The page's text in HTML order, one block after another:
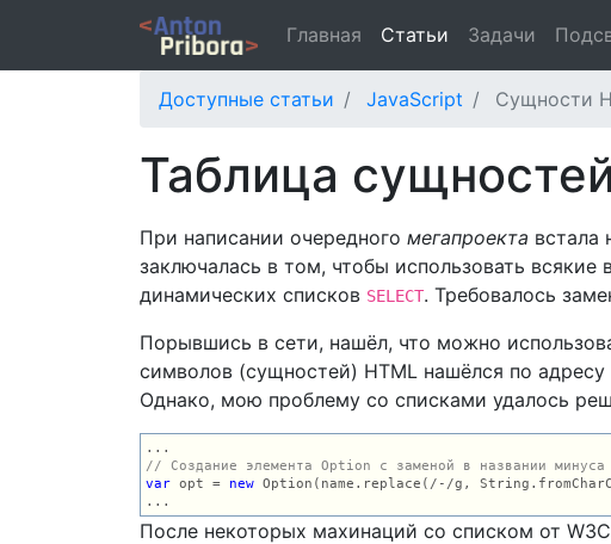
Главная Статьи Задачи
Доступные статьи JavaScript Сущности
Таблица
При написании очередного мегапроекта встала
заключалась в том, чтобы использовать всякие
динамических списков SELECT. Требовалось
Порывшись в сети, нашёл, что можно
символов (сущностей) HTML нашёлся по адресу
Однако, мою проблему со списками удалось
// Создание элемента Option с заменой в названии минуса
var opt = new Option(name.replace(/-/g,
...
После некоторых махинаций со списком от